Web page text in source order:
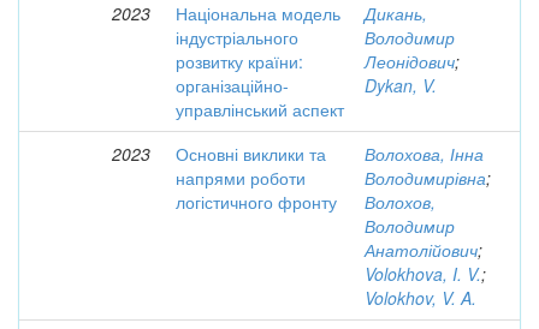
2023
Національна модель
індустріального
розвитку країни:
організаційно-
управлінський аспект
Дикань,
Володимир
Леонідович;
Dykan, V.
2023
Основні виклики та
напрями роботи
логістичного фронту
Волохова, Інна
Володимирівна;
Волохов,
Володимир
Анатолійович;
Volokhova, I. V.;
Volokhov, V. A.